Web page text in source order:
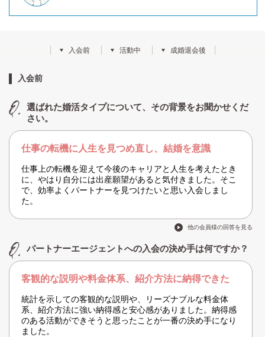
入会前 活動中 成婚退会後
入会前
選ばれた婚活タイプについて、その背景をお聞かせくだ
さい。
仕事の転機に人生を見つめ直し、結婚を意識
仕事上の転機を迎えて今後のキャリアと人生を考えたとき
に、やはり自分には出産願望があると気付きました。そこ
で、効率よくパートナーを見つけたいと思い入会しまし
た。
他の会員様の回答を見る
パートナーエージェントへの入会の決め手は何ですか？
客観的な説明や料金体系、紹介方法に納得できた
統計を示しての客観的な説明や、リーズナブルな料金体
系、紹介方法に強い納得感と安心感がありました。納得感
のある活動ができそうと思ったことが一番の決め手になり
ました。